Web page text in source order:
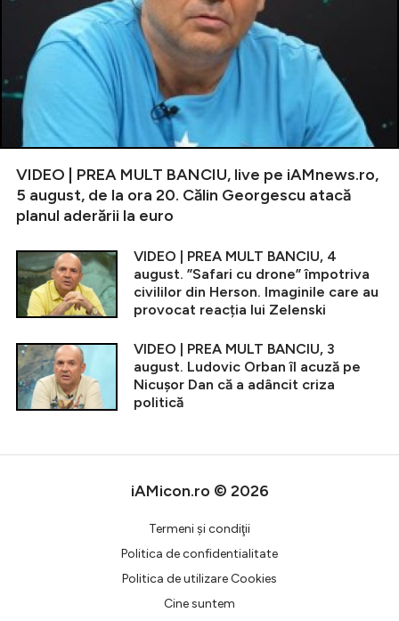
VIDEO | PREA MULT BANCIU, live pe iAMnews.ro,
5 august, de la ora 20. Călin Georgescu atacă
planul aderării la euro
VIDEO | PREA MULT BANCIU, 4
august. ”Safari cu drone” împotriva
civililor din Herson. Imaginile care au
provocat reacția lui Zelenski
VIDEO | PREA MULT BANCIU, 3
august. Ludovic Orban îl acuză pe
Nicușor Dan că a adâncit criza
politică
iAMicon.ro © 2026
Termeni şi condiţii
Politica de confidentialitate
Politica de utilizare Cookies
Cine suntem